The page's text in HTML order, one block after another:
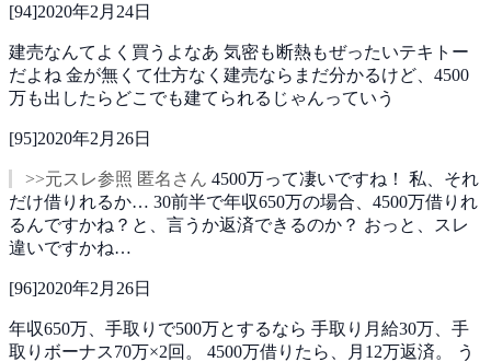
[94]2020年2月24日
建売なんてよく買うよなあ 気密も断熱もぜったいテキトー
だよね 金が無くて仕方なく建売ならまだ分かるけど、4500
万も出したらどこでも建てられるじゃんっていう
[95]2020年2月26日
>>元スレ参照 匿名さん 4500万って凄いですね！ 私、それ
だけ借りれるか… 30前半で年収650万の場合、4500万借りれ
るんですかね？と、言うか返済できるのか？ おっと、スレ
違いですかね…
[96]2020年2月26日
年収650万、手取りで500万とするなら 手取り月給30万、手
取りボーナス70万×2回。 4500万借りたら、月12万返済。
う